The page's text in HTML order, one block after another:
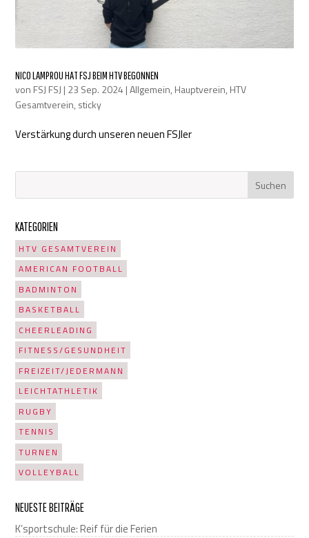
NICO LAMPROU HAT FSJ BEIM HTV BEGONNEN
von FSJ FSJ | 23 Sep. 2024 |Allgemein, Hauptverein, HTV
Gesamtverein, sticky
Verstärkung durch unseren neuen FSJler
KATEGORIEN
HTV GESAMTVEREIN
AMERICAN FOOTBALL
BADMINTON
BASKETBALL
CHEERLEADING
FITNESS/GESUNDHEIT
FREIZEIT/JEDERMANN
LEICHTATHLETIK
RUGBY
TENNIS
TURNEN
VOLLEYBALL
NEUESTE BEITRÄGE
K’sportschule: Reif für die Ferien